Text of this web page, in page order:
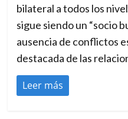
bilateral a todos los
sigue siendo un “socio
ausencia de conflictos
destacada de las
Leer más